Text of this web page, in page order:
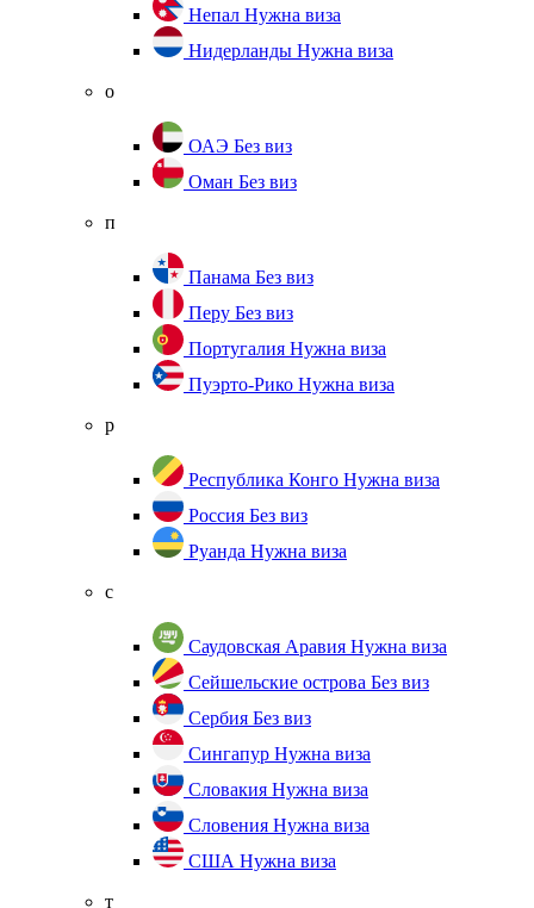
Непал Нужна виза
Нидерланды Нужна виза
о
ОАЭ Без виз
Оман Без виз
п
Панама Без виз
Перу Без виз
Португалия Нужна виза
Пуэрто-Рико Нужна виза
р
Республика Конго Нужна виза
Россия Без виз
Руанда Нужна виза
с
Саудовская Аравия Нужна виза
Сейшельские острова Без виз
Сербия Без виз
Сингапур Нужна виза
Словакия Нужна виза
Словения Нужна виза
США Нужна виза
т